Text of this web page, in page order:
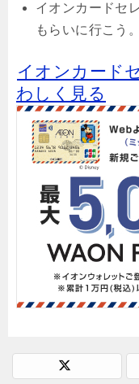
イオンカードセ
もらいに行こう。
イオンカード
わしく見る